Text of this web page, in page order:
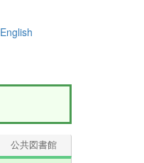
English
公共図書館